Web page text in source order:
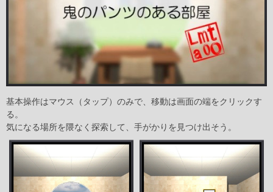
基本操作はマウス（タップ）のみで、移動は画面の端をクリックす
る。
気になる場所を隈なく探索して、手がかりを見つけ出そう。